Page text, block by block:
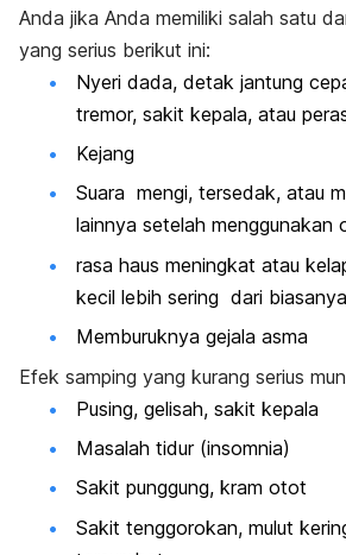
Anda jika Anda memiliki salah satu
yang serius berikut ini:
Nyeri dada, detak jantung
tremor, sakit kepala, atau
Kejang
Suara mengi, tersedak, atau
lainnya setelah menggunakan
rasa haus meningkat atau
kecil lebih sering dari biasanya
Memburuknya gejala asma
Efek samping yang kurang serius
Pusing, gelisah, sakit kepala
Masalah tidur (insomnia)
Sakit punggung, kram otot
Sakit tenggorokan, mulut